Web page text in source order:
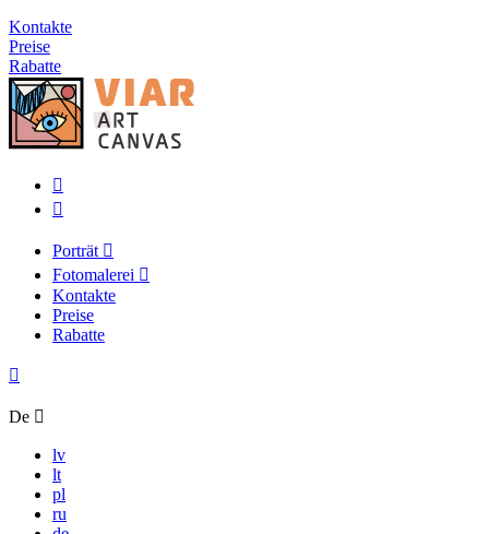
Kontakte
Preise
Rabatte
Porträt
Fotomalerei
Kontakte
Preise
Rabatte
De
lv
lt
pl
ru